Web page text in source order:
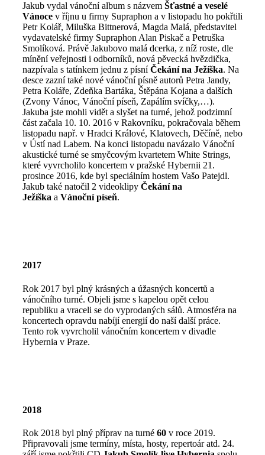
Jakub vydal vánoční album s názvem Šťastné a veselé
Vánoce v říjnu u firmy Supraphon a v listopadu ho pokřtili
Petr Kolář, Miluška Bittnerová, Magda Malá, představitel
vydavatelské firmy Supraphon Alan Piskač a Petruška
Smolíková. Právě Jakubovo malá dcerka, z níž roste, dle
mínění veřejnosti i odborníků, nová pěvecká hvězdička,
nazpívala s tatínkem jednu z písníČekání na Ježíška. Na
desce zazní také nové vánoční písně autorů Petra Jandy,
Petra Koláře, Zdeňka Bartáka, Štěpána Kojana a dalších
(Zvony Vánoc, Vánoční píseň, Zapálím svíčky,…).
Jakuba jste mohli vidět a slyšet na turné, jehož podzimní
část začala 10. 10. 2016 v Rakovníku, pokračovala během
listopadu např. v Hradci Králové, Klatovech, Děčíně, nebo
v Ústí nad Labem. Na konci listopadu navázalo Vánoční
akustické turné se smyčcovým kvartetem White Strings,
které vyvrcholilo koncertem v pražské Hybernii 21.
prosince 2016, kde byl speciálním hostem Vašo Patejdl.
Jakub také natočil 2 videoklipy Čekání na
Ježíška a Vánoční píseň.
2017
Rok 2017 byl plný krásných a úžasných koncertů a
vánočního turné. Objeli jsme s kapelou opět celou
republiku a vraceli se do vyprodaných sálů. Atmosféra na
koncertech opravdu nabíjí energií do naší další práce.
Tento rok vyvrcholil vánočním koncertem v divadle
Hybernia v Praze.
2018
Rok 2018 byl plný příprav na turné 60 v roce 2019.
Připravovali jsme termíny, místa, hosty, repertoár atd. 24.